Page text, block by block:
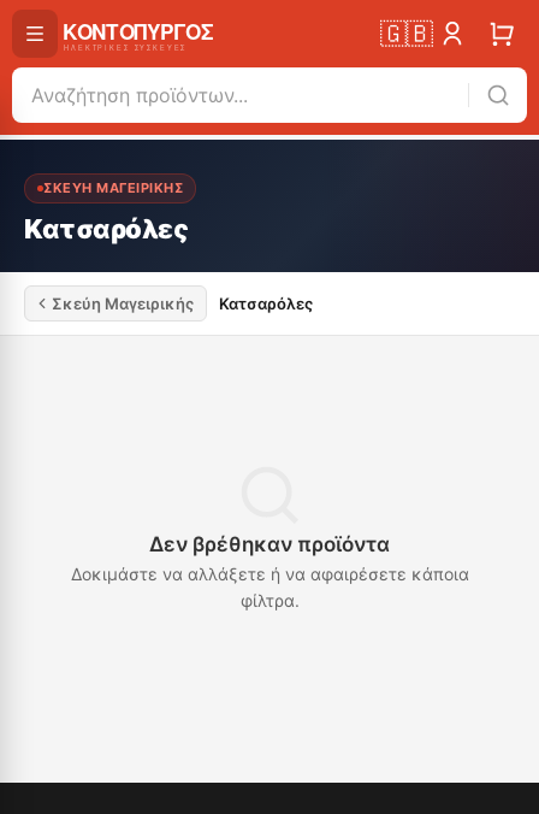
🇬🇧
ΣΚΕΎΗ ΜΑΓΕΙΡΙΚΉΣ
Κατσαρόλες
Σκεύη Μαγειρικής Κατσαρόλες
Δεν βρέθηκαν προϊόντα
Δοκιμάστε να αλλάξετε ή να αφαιρέσετε κάποια
φίλτρα.